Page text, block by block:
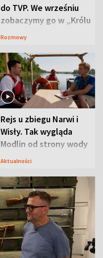
do TVP. We wrześniu
zobaczymy go w „Królu
Maciusiu I”
Rozmowy
Rejs u zbiegu Narwi i
Wisły. Tak wygląda
Modlin od strony wody
Aktualności